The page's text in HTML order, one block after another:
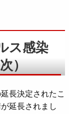
ス感染
）
長決定されたこ
延長されまし